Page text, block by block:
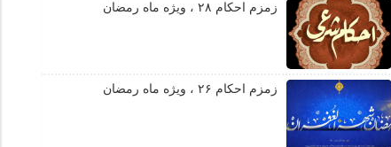
زمزم احکام ۲۸ ، ویژه ماه رمضان
زمزم احکام ۲۶ ، ویژه ماه رمضان